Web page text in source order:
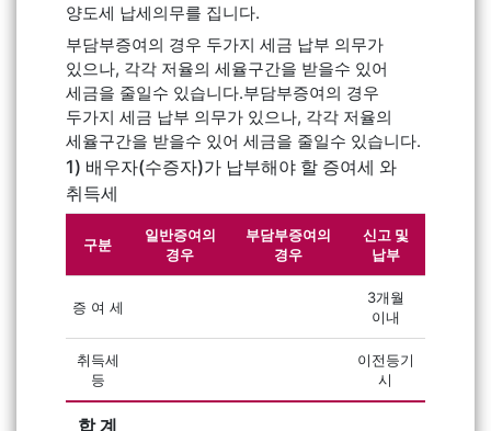
양도세 납세의무를 집니다.
부담부증여의 경우 두가지 세금 납부 의무가
있으나, 각각 저율의 세율구간을 받을수 있어
세금을 줄일수 있습니다.부담부증여의 경우
두가지 세금 납부 의무가 있으나, 각각 저율의
세율구간을 받을수 있어 세금을 줄일수 있습니다.
1) 배우자(수증자)가 납부해야 할 증여세 와
취득세
구분
일반증여의
경우
부담부증여의
경우
신고 및
납부
증 여 세
3개월
이내
취득세
등
이전등기
시
합 계